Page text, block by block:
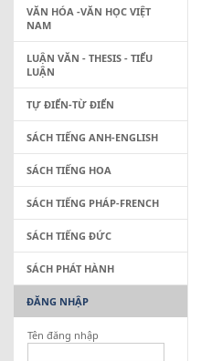
VĂN HÓA -VĂN HỌC VIỆT
NAM
LUẬN VĂN - THESIS - TIỂU
LUẬN
TỰ ĐIỂN-TỪ ĐIỂN
SÁCH TIẾNG ANH-ENGLISH
SÁCH TIẾNG HOA
SÁCH TIẾNG PHÁP-FRENCH
SÁCH TIẾNG ĐỨC
SÁCH PHÁT HÀNH
ĐĂNG NHẬP
Tên đăng nhập